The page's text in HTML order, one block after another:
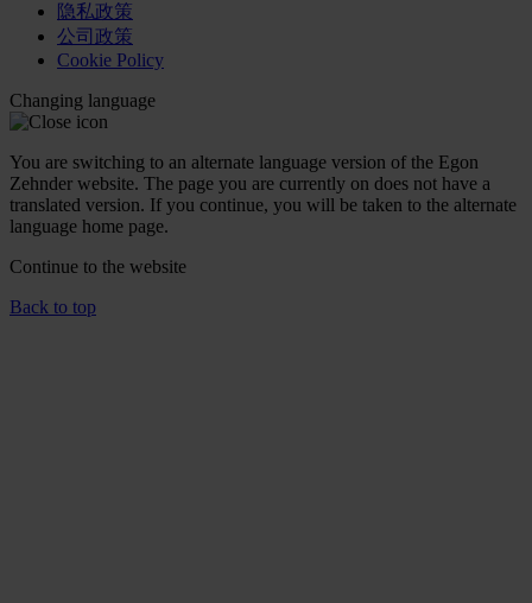
隐私政策
公司政策
Cookie Policy
Changing language
You are switching to an alternate language version of the Egon
Zehnder website. The page you are currently on does not have a
translated version. If you continue, you will be taken to the alternate
language home page.
Continue to the website
Back to top